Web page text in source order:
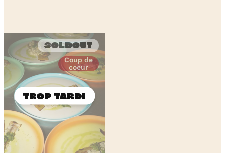
Soldout
Coup de
coeur